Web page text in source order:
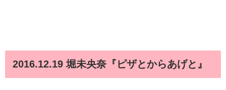
2016.12.19 堀未央奈『ピザとからあげと』